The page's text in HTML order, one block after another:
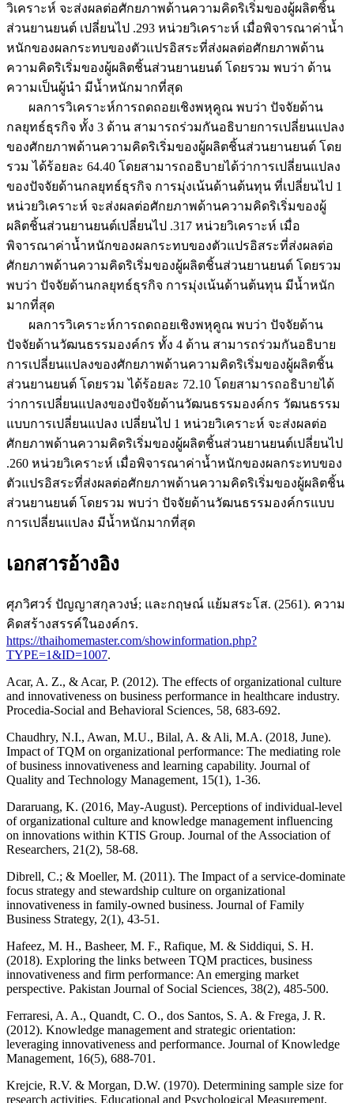
วิเคราะห์ จะส่งผลต่อศักยภาพด้านความคิดริเริ่มของผู้ผลิตชิ้น
ส่วนยานยนต์ เปลี่ยนไป .293 หน่วยวิเคราะห์ เมื่อพิจารณาค่าน้ำ
หนักของผลกระทบของตัวแปรอิสระที่ส่งผลต่อศักยภาพด้าน
ความคิดริเริ่มของผู้ผลิตชิ้นส่วนยานยนต์ โดยรวม พบว่า ด้าน
ความเป็นผู้นำ มีน้ำหนักมากที่สุด
ผลการวิเคราะห์การถดถอยเชิงพหุคูณ พบว่า ปัจจัยด้าน
กลยุทธ์ธุรกิจ ทั้ง 3 ด้าน สามารถร่วมกันอธิบายการเปลี่ยนแปลง
ของศักยภาพด้านความคิดริเริ่มของผู้ผลิตชิ้นส่วนยานยนต์ โดย
รวม ได้ร้อยละ 64.40 โดยสามารถอธิบายได้ว่าการเปลี่ยนแปลง
ของปัจจัยด้านกลยุทธ์ธุรกิจ การมุ่งเน้นด้านต้นทุน ที่เปลี่ยนไป 1
หน่วยวิเคราะห์ จะส่งผลต่อศักยภาพด้านความคิดริเริ่มของผู้
ผลิตชิ้นส่วนยานยนต์เปลี่ยนไป .317 หน่วยวิเคราะห์ เมื่อ
พิจารณาค่าน้ำหนักของผลกระทบของตัวแปรอิสระที่ส่งผลต่อ
ศักยภาพด้านความคิดริเริ่มของผู้ผลิตชิ้นส่วนยานยนต์ โดยรวม
พบว่า ปัจจัยด้านกลยุทธ์ธุรกิจ การมุ่งเน้นด้านต้นทุน มีน้ำหนัก
มากที่สุด
ผลการวิเคราะห์การถดถอยเชิงพหุคูณ พบว่า ปัจจัยด้าน
ปัจจัยด้านวัฒนธรรมองค์กร ทั้ง 4 ด้าน สามารถร่วมกันอธิบาย
การเปลี่ยนแปลงของศักยภาพด้านความคิดริเริ่มของผู้ผลิตชิ้น
ส่วนยานยนต์ โดยรวม ได้ร้อยละ 72.10 โดยสามารถอธิบายได้
ว่าการเปลี่ยนแปลงของปัจจัยด้านวัฒนธรรมองค์กร วัฒนธรรม
แบบการเปลี่ยนแปลง เปลี่ยนไป 1 หน่วยวิเคราะห์ จะส่งผลต่อ
ศักยภาพด้านความคิดริเริ่มของผู้ผลิตชิ้นส่วนยานยนต์เปลี่ยนไป
.260 หน่วยวิเคราะห์ เมื่อพิจารณาค่าน้ำหนักของผลกระทบของ
ตัวแปรอิสระที่ส่งผลต่อศักยภาพด้านความคิดริเริ่มของผู้ผลิตชิ้น
ส่วนยานยนต์ โดยรวม พบว่า ปัจจัยด้านวัฒนธรรมองค์กรแบบ
การเปลี่ยนแปลง มีน้ำหนักมากที่สุด
เอกสารอ้างอิง
ศุภวิศวร์ ปัญญาสกุลวงษ์; และกฤษณ์ แย้มสระโส. (2561). ความ
คิดสร้างสรรค์ในองค์กร.
https://thaihomemaster.com/showinformation.php?
TYPE=1&ID=1007.
Acar, A. Z., & Acar, P. (2012). The effects of organizational culture
and innovativeness on business performance in healthcare industry.
Procedia-Social and Behavioral Sciences, 58, 683-692.
Chaudhry, N.I., Awan, M.U., Bilal, A. & Ali, M.A. (2018, June).
Impact of TQM on organizational performance: The mediating role
of business innovativeness and learning capability. Journal of
Quality and Technology Management, 15(1), 1-36.
Dararuang, K. (2016, May-August). Perceptions of individual-level
of organizational culture and knowledge management influencing
on innovations within KTIS Group. Journal of the Association of
Researchers, 21(2), 58-68.
Dibrell, C.; & Moeller, M. (2011). The Impact of a service-dominate
focus strategy and stewardship culture on organizational
innovativeness in family-owned business. Journal of Family
Business Strategy, 2(1), 43-51.
Hafeez, M. H., Basheer, M. F., Rafique, M. & Siddiqui, S. H.
(2018). Exploring the links between TQM practices, business
innovativeness and firm performance: An emerging market
perspective. Pakistan Journal of Social Sciences, 38(2), 485-500.
Ferraresi, A. A., Quandt, C. O., dos Santos, S. A. & Frega, J. R.
(2012). Knowledge management and strategic orientation:
leveraging innovativeness and performance. Journal of Knowledge
Management, 16(5), 688-701.
Krejcie, R.V. & Morgan, D.W. (1970). Determining sample size for
research activities. Educational and Psychological Measurement,